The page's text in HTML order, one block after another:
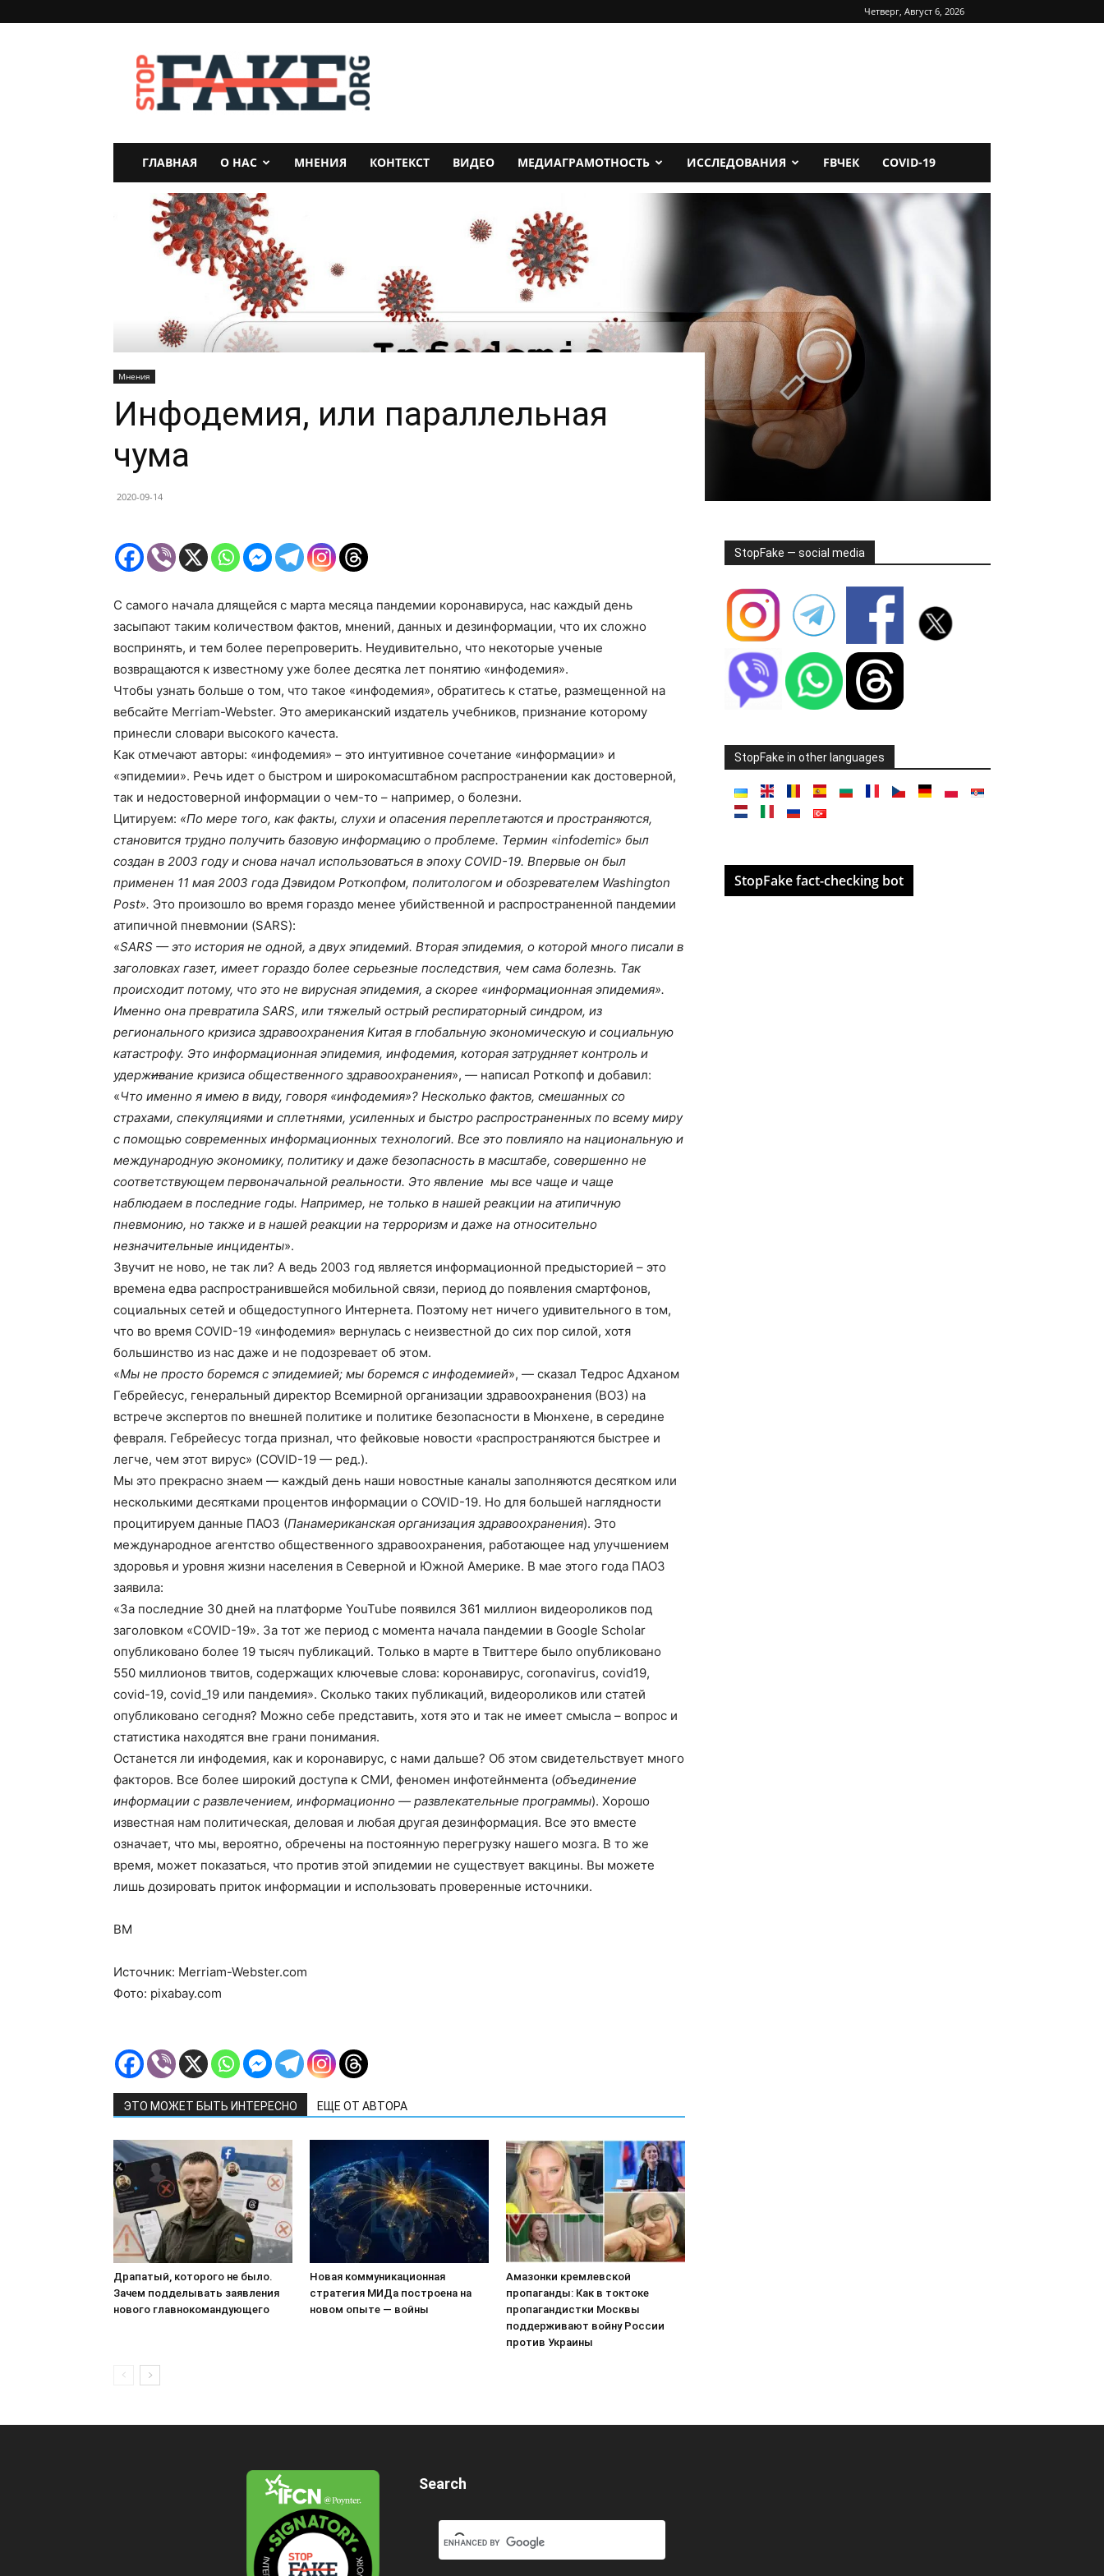
Четверг, Август 6, 2026
StopFake
ГЛАВНАЯ О НАС МНЕНИЯ КОНТЕКСТ ВИДЕО МЕДИАГРАМОТНОСТЬ ИССЛЕДОВАНИЯ FBЧЕК COVID-19
Мнения
Инфодемия, или параллельная
чума
2020-09-14
С самого начала длящейся с марта месяца пандемии коронавируса, нас каждый день
засыпают таким количеством фактов, мнений, данных и дезинформации, что их сложно
воспринять, и тем более перепроверить. Неудивительно, что некоторые ученые
возвращаются к известному уже более десятка лет понятию «инфодемия».
Чтобы узнать больше о том, что такое «инфодемия», обратитесь к статье, размещенной на
вебсайте Merriam-Webster. Это американский издатель учебников, признание которому
принесли словари высокого качеста.
Как отмечают авторы: «инфодемия» – это интуитивное сочетание «информации» и
«эпидемии». Речь идет о быстром и широкомасштабном распространении как достоверной,
так и недостоверной информации о чем-то – например, о болезни.
Цитируем: «По мере того, как факты, слухи и опасения переплетаются и пространяются,
становится трудно получить базовую информацию о проблеме. Термин «infodemic» был
создан в 2003 году и снова начал использоваться в эпоху COVID-19. Впервые он был
применен 11 мая 2003 года Дэвидом Роткопфом, политологом и обозревателем Washington
Post». Это произошло во время гораздо менее убийственной и распространенной пандемии
атипичной пневмонии (SARS):
«SARS — это история не одной, а двух эпидемий. Вторая эпидемия, о которой много писали в
заголовках газет, имеет гораздо более серьезные последствия, чем сама болезнь. Так
происходит потому, что это не вирусная эпидемия, а скорее «информационная эпидемия».
Именно она превратила SARS, или тяжелый острый респираторный синдром, из
регионального кризиса здравоохранения Китая в глобальную экономическую и социальную
катастрофу. Это информационная эпидемия, инфодемия, которая затрудняет контроль и
удерживание кризиса общественного здравоохранения», — написал Роткопф и добавил:
«Что именно я имею в виду, говоря «инфодемия»? Несколько фактов, смешанных со
страхами, спекуляциями и сплетнями, усиленных и быстро распространенных по всему миру
с помощью современных информационных технологий. Все это повлияло на национальную и
международную экономику, политику и даже безопасность в масштабе, совершенно не
соответствующем первоначальной реальности. Это явление мы все чаще и чаще
наблюдаем в последние годы. Например, не только в нашей реакции на атипичную
пневмонию, но также и в нашей реакции на терроризм и даже на относительно
незначительные инциденты».
Звучит не ново, не так ли? А ведь 2003 год является информационной предысторией – это
времена едва распространившейся мобильной связи, период до появления смартфонов,
социальных сетей и общедоступного Интернета. Поэтому нет ничего удивительного в том,
что во время COVID-19 «инфодемия» вернулась с неизвестной до сих пор силой, хотя
большинство из нас даже и не подозревает об этом.
«Мы не просто боремся с эпидемией; мы боремся с инфодемией», — сказал Тедрос Адханом
Гебрейесус, генеральный директор Всемирной организации здравоохранения (ВОЗ) на
встрече экспертов по внешней политике и политике безопасности в Мюнхене, в середине
февраля. Гебрейесус тогда признал, что фейковые новости «распространяются быстрее и
легче, чем этот вирус» (COVID-19 — ред.).
Мы это прекрасно знаем — каждый день наши новостные каналы заполняются десятком или
несколькими десятками процентов информации о COVID-19. Но для большей наглядности
процитируем данные ПАОЗ (Панамериканская организация здравоохранения). Это
международное агентство общественного здравоохранения, работающее над улучшением
здоровья и уровня жизни населения в Северной и Южной Америке. В мае этого года ПАОЗ
заявила:
«За последние 30 дней на платформе YouTube появился 361 миллион видеороликов под
заголовком «COVID-19». За тот же период с момента начала пандемии в Google Scholar
опубликовано более 19 тысяч публикаций. Только в марте в Твиттере было опубликовано
550 миллионов твитов, содержащих ключевые слова: коронавирус, coronavirus, covid19,
covid-19, covid_19 или пандемия». Сколько таких публикаций, видеороликов или статей
опубликовано сегодня? Можно себе представить, хотя это и так не имеет смысла – вопрос и
статистика находятся вне грани понимания.
Останется ли инфодемия, как и коронавирус, с нами дальше? Об этом свидетельствует много
факторов. Все более широкий доступа к СМИ, феномен инфотейнмента (объединение
информации с развлечением, информационно — развлекательные программы). Хорошо
известная нам политическая, деловая и любая другая дезинформация. Все это вместе
означает, что мы, вероятно, обречены на постоянную перегрузку нашего мозга. В то же
время, может показаться, что против этой эпидемии не существует вакцины. Вы можете
лишь дозировать приток информации и использовать проверенные источники.
ВМ
Источник: Merriam-Webster.com
Фото: pixabay.com
ЭТО МОЖЕТ БЫТЬ ИНТЕРЕСНО ЕЩЕ ОТ АВТОРА
Драпатый, которого не было.
Зачем подделывать заявления
нового главнокомандующего
Новая коммуникационная
стратегия МИДа построена на
новом опыте — войны
Амазонки кремлевской
пропаганды: Как в токтоке
пропагандистки Москвы
поддерживают войну России
против Украины
StopFake — social media
StopFake in other languages
StopFake fact-checking bot
Search